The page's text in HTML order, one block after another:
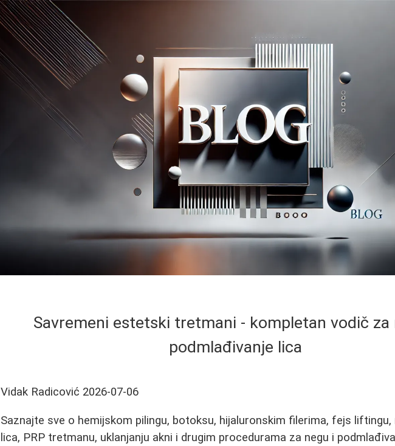
Savremeni estetski tretmani - kompletan vodič za
podmlađivanje lica
Vidak Radicović 2026-07-06
Saznajte sve o hemijskom pilingu, botoksu, hijaluronskim filerima, fejs
lica, PRP tretmanu, uklanjanju akni i drugim procedurama za negu i